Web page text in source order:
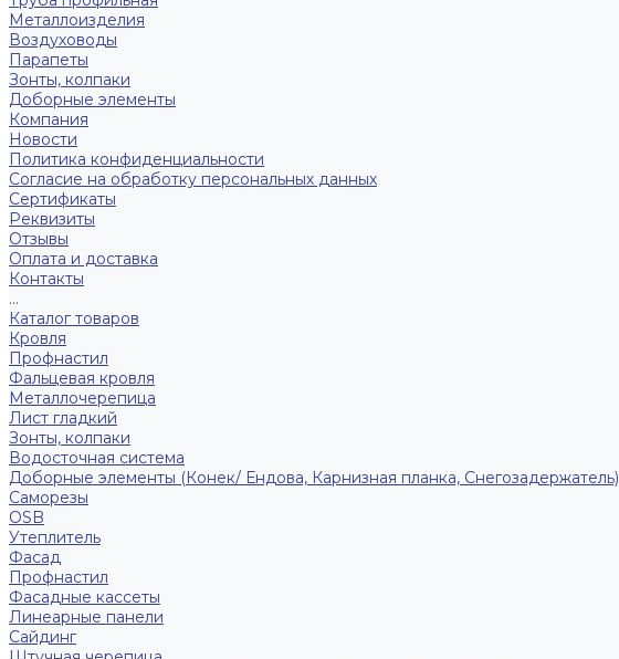
Металлоизделия
Воздуховоды
Парапеты
Зонты, колпаки
Доборные элементы
Компания
Новости
Политика конфиденциальности
Согласие на обработку персональных данных
Сертификаты
Реквизиты
Отзывы
Оплата и доставка
Контакты
...
Каталог товаров
Кровля
Профнастил
Фальцевая кровля
Металлочерепица
Лист гладкий
Зонты, колпаки
Водосточная система
Доборные элементы (Конек/ Ендова, Карнизная планка, Снегозадержатель)
Саморезы
ОSB
Утеплитель
Фасад
Профнастил
Фасадные кассеты
Линеарные панели
Сайдинг